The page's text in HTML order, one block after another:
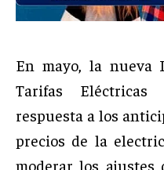
En mayo, la nueva
Tarifas Eléctricas
respuesta a los
precios de la
moderar los ajustes